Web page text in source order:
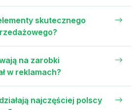
skutecznego
na zarobki
w reklamach?
najczęściej polscy